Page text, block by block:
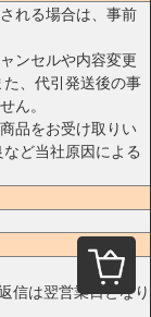
れる場合は、事前
ンセルや内容変更
、代引発送後の事
ん。
品をお受け取りい
ど当社原因による
信は翌営業日となり